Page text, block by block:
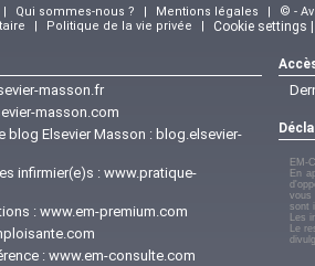
Qui sommes-nous ? Mentions légales
© -
Politique de la vie privée Cookie settings
masson.fr
masson.com
blog Elsevier Masson : blog.elsevier-
infirmier(e)s : www.pratique-
: www.em-premium.com
: www.em-consulte.com
EM-
En
vous
sont
Les
Le